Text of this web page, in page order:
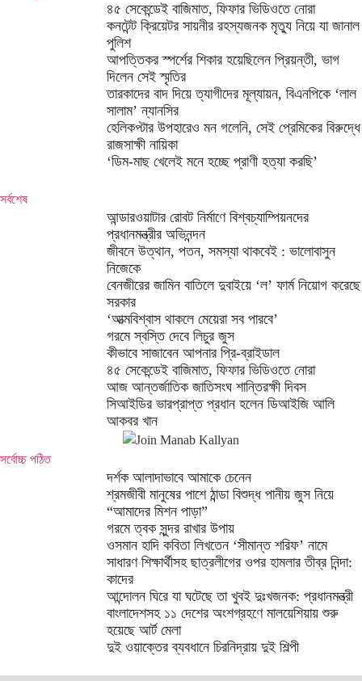
৪৫ সেকেন্ডেই বাজিমাত, ফিফার ভিডিওতে নোরা
কনটেন্ট ক্রিয়েটর সায়নীর রহস্যজনক মৃত্যু নিয়ে যা জানাল
পুলিশ
আপত্তিকর স্পর্শের শিকার হয়েছিলেন প্রিয়ন্তী, ভাগ
দিলেন সেই স্মৃতির
তারকাদের বাদ দিয়ে ত্যাগীদের মূল্যায়ন, বিএনপিকে ‘লাল
সালাম’ ন্যানসির
হেলিকপ্টার উপহারেও মন গলেনি, সেই প্রেমিকের বিরুদ্ধে
রাজসাক্ষী নায়িকা
‘ডিম-মাছ খেলেই মনে হচ্ছে প্রাণী হত্যা করছি’
সর্বশেষ
আন্ডারওয়াটার রোবট নির্মাণে বিশ্বচ্যাম্পিয়নদের
প্রধানমন্ত্রীর অভিনন্দন
জীবনে উত্থান, পতন, সমস্যা থাকবেই : ভালোবাসুন
নিজেকে
বেনজীরের জামিন বাতিলে দুবাইয়ে ‌‘ল’ ফার্ম নিয়োগ করেছে
সরকার
‘আত্মবিশ্বাস থাকলে মেয়েরা সব পারবে’
গরমে স্বস্তি দেবে লিচুর জুস
কীভাবে সাজাবেন আপনার প্রি-ব্রাইডাল
৪৫ সেকেন্ডেই বাজিমাত, ফিফার ভিডিওতে নোরা
আজ আন্তর্জাতিক জাতিসংঘ শান্তিরক্ষী দিবস
সিআইডির ভারপ্রাপ্ত প্রধান হলেন ডিআইজি আলি
আকবর খান
সর্বোচ্চ পঠিত
দর্শক আলাদাভাবে আমাকে চেনেন
শ্রমজীবী মানুষের পাশে ঠান্ডা বিশুদ্ধ পানীয় জুস নিয়ে
“আমাদের মিশন পাড়া”
গরমে ত্বক সুন্দর রাখার উপায়
ওসমান হাদি কবিতা লিখতেন ‘সীমান্ত শরিফ’ নামে
সাধারণ শিক্ষার্থীসহ ছাত্রলীগের ওপর হামলার তীব্র নিন্দা:
কাদের
আন্দোলন ঘিরে যা ঘটেছে তা খুবই দুঃখজনক: প্রধানমন্ত্রী
বাংলাদেশসহ ১১ দেশের অংশগ্রহণে মালয়েশিয়ায় শুরু
হয়েছে আর্ট মেলা
দুই ওয়াক্তের ব্যবধানে চিরনিদ্রায় দুই শিল্পী